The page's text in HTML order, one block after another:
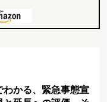
わかる、緊急事態宣